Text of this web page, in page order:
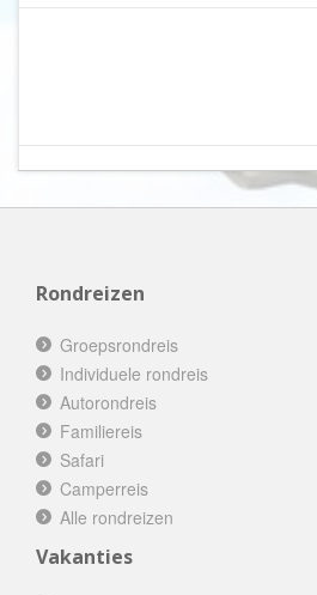
Rondreizen
Groepsrondreis
Individuele rondreis
Autorondreis
Familiereis
Safari
Camperreis
Alle rondreizen
Vakanties